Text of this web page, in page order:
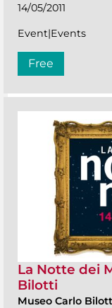
14/05/2011
Event|Events
Free
La Notte dei
Bilotti
Museo Carlo